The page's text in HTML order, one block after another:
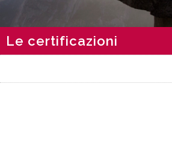
Le certificazioni